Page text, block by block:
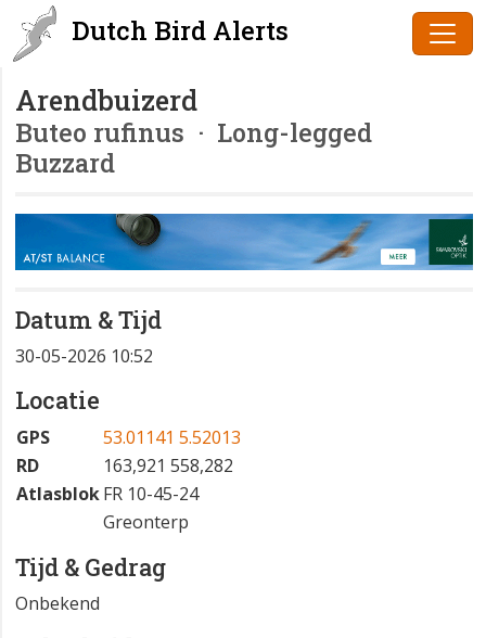
Dutch Bird Alerts
Arendbuizerd
Buteo rufinus · Long-legged
Buzzard
Datum & Tijd
30-05-2026 10:52
Locatie
GPS
53.01141 5.52013
RD
163,921 558,282
AtlasblokFR 10-45-24
Greonterp
Tijd & Gedrag
Onbekend